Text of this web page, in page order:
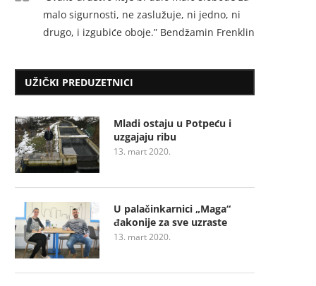
malo sigurnosti, ne zaslužuje, ni jedno, ni
drugo, i izgubiće oboje.” Bendžamin Frenklin
UŽIČKI PREDUZETNICI
Mladi ostaju u Potpeću i
uzgajaju ribu
13. mart 2020.
U palačinkarnici „Maga“
đakonije za sve uzraste
13. mart 2020.